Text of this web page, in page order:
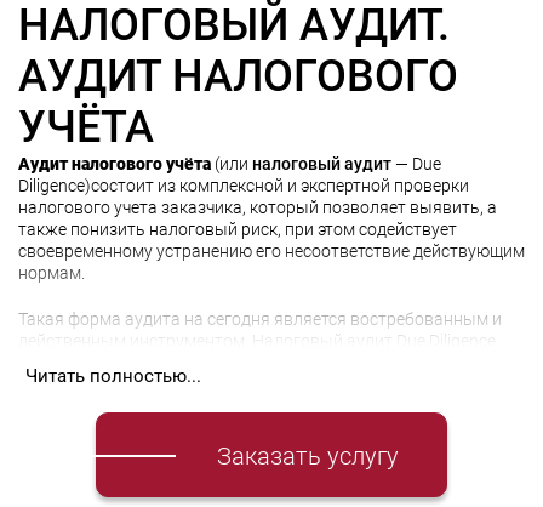
НАЛОГОВЫЙ АУДИТ.
АУДИТ НАЛОГОВОГО
УЧЁТА
Аудит налогового учёта (или налоговый аудит— Due
Diligence)состоит из комплексной и экспертной проверки
налогового учета заказчика, который позволяет выявить, а
также понизить налоговый риск, при этом содействует
своевременному устранению его несоответствие действующим
нормам.
Такая форма аудита на сегодня является востребованным и
действенным инструментом. Налоговый аудит Due Diligence
создать базис экономической и налоговой безопасности
фискальных органов.
В реалиях регулярных новаторств законодателя и
нормативных изменений, их неоднозначности и
Читать полностью...
Заказать услугу